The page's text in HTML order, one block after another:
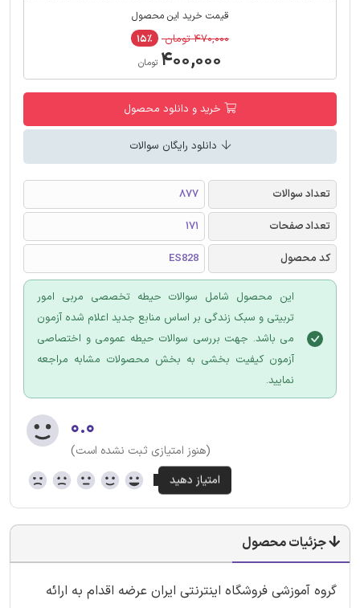
قیمت خرید این محصول
۴۷۰,۰۰۰ تومان ۱۵٪
۴۰۰,۰۰۰ تومان
خرید و دانلود محصول
دانلود رایگان سوالات
تعداد سوالات
877
تعداد صفحات
171
کد محصول
ES828
این محصول شامل سوالات حیطه تخصصی مربی امور
تربیتی و سبک زندگی بر اساس منابع جدید اعلام شده آزمون
می باشد. جهت بررسی سوالات حیطه عمومی و اختصاصی
آزمون کیفیت بخشی به بخش محصولات مشابه مراجعه
نمایید.
۰.۰
(هنوز امتیازی ثبت نشده است)
جزئیات محصول
گروه آموزشی فروشگاه اینترنتی ایران عرضه اقدام به ارائه